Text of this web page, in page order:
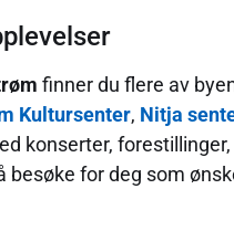
finner du flere av
Kultursenter, Nitja
konserter,
besøke for deg som